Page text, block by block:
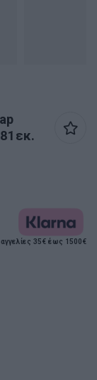
35€ έως 1500€